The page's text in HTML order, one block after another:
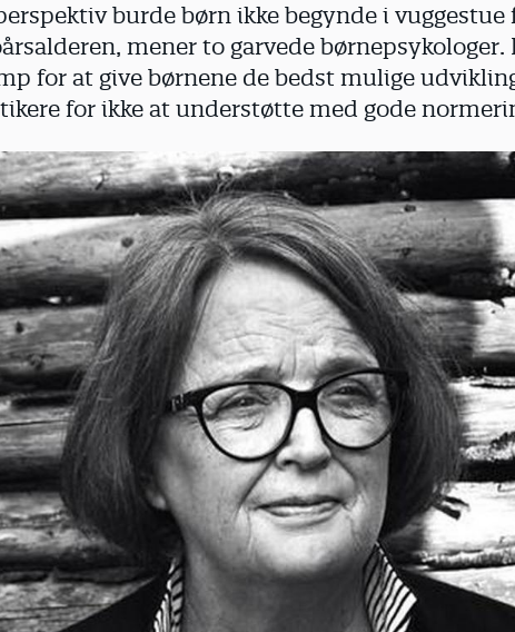
burde børn ikke begynde i vuggestue
mener to garvede børnepsykologer.
for at give børnene de bedst mulige
for ikke at understøtte med gode